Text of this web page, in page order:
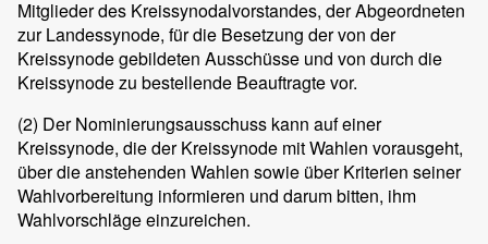
Mitglieder des Kreissynodalvorstandes, der Abgeordneten
zur Landessynode, für die Besetzung der von der
Kreissynode gebildeten Ausschüsse und von durch die
Kreissynode zu bestellende Beauftragte vor.
(2) Der Nominierungsausschuss kann auf einer
Kreissynode, die der Kreissynode mit Wahlen vorausgeht,
über die anstehenden Wahlen sowie über Kriterien seiner
Wahlvorbereitung informieren und darum bitten, ihm
Wahlvorschläge einzureichen.